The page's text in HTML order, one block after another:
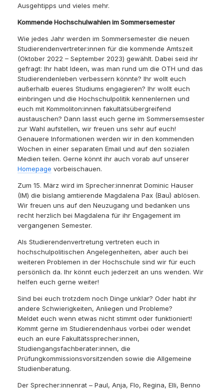
Ausgehtipps und vieles mehr.
Kommende Hochschulwahlen im Sommersemester
Wie jedes Jahr werden im Sommersemester die neuen
Studierendenvertreter:innen für die kommende Amtszeit
(Oktober 2022 – September 2023) gewählt. Dabei seid ihr
gefragt: Ihr habt Ideen, was man rund um die OTH und das
Studierendenleben verbessern könnte? Ihr wollt euch
außerhalb eueres Studiums engagieren? Ihr wollt euch
einbringen und die Hochschulpolitik kennenlernen und
euch mit Kommoliton:innen fakultätsübergreifend
austauschen? Dann lasst euch gerne im Sommersemsester
zur Wahl aufstellen, wir freuen uns sehr auf euch!
Genauere Informationen werden wir in den kommenden
Wochen in einer separaten Email und auf den sozialen
Medien teilen. Gerne könnt ihr auch vorab auf unserer
Homepage vorbeischauen.
Zum 15. März wird im Sprecher:innenrat Dominic Hauser
(IM) die bislang amtierende Magdalena Pax (Bau) ablösen.
Wir freuen uns auf den Neuzugang und bedanken uns
recht herzlich bei Magdalena für ihr Engagement im
vergangenen Semester.
Als Studierendenvertretung vertreten euch in
hochschulpolitischen Angelegenheiten, aber auch bei
weiteren Problemen in der Hochschule sind wir für euch
persönlich da. Ihr könnt euch jederzeit an uns wenden. Wir
helfen euch gerne weiter!
Sind bei euch trotzdem noch Dinge unklar? Oder habt ihr
andere Schwierigkeiten, Anliegen und Probleme?
Meldet euch wenn etwas nicht stimmt oder funktioniert!
Kommt gerne im Studierendenhaus vorbei oder wendet
euch an eure Fakultätssprecher:innen,
Studiengangsfachberater:innen, die
Prüfungkommissionsvorsitzenden sowie die Allgemeine
Studienberatung.
Der Sprecher:innenrat – Paul, Anja, Flo, Regina, Elli, Benno